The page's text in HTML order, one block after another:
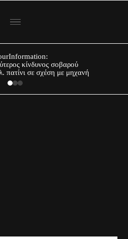
κίνδυνος σοβαρού
πατίνι σε σχέση με μηχανή